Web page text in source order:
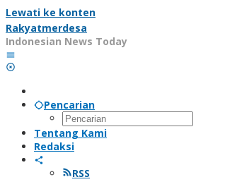
Lewati ke konten
Rakyatmerdesa
Indonesian News Today
Pencarian
Tentang Kami
Redaksi
RSS